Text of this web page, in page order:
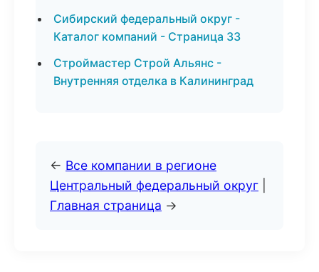
Сибирский федеральный округ -
Каталог компаний - Страница 33
Строймастер Строй Альянс -
Внутренняя отделка в Калининград
← Все компании в регионе
Центральный федеральный округ
Главная страница →